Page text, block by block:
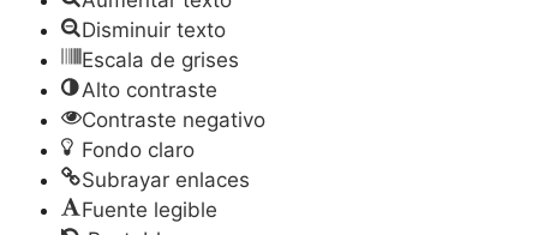
Disminuir texto
Escala de grises
Alto contraste
Contraste negativo
Fondo claro
Subrayar enlaces
Fuente legible